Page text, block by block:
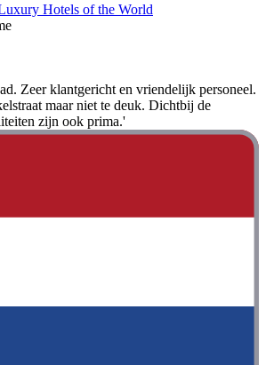
Hotels of the World
Zeer klantgericht en vriendelijk personeel.
maar niet te deuk. Dichtbij de
zijn ook prima.'